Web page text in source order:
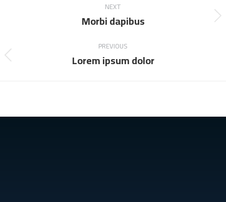
PREVIOUS
Lorem ipsum dolor
NEXT
Morbi dapibus